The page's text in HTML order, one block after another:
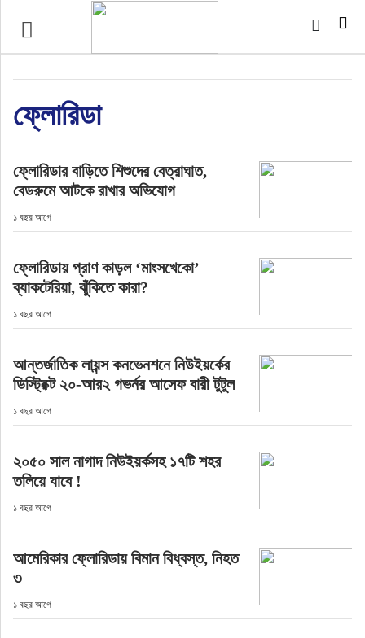
টপ নিউজ
সিলেট বিভাগ
স্পোর্টস
মার্কিন যুক্তরাষ্ট্র
এন্টারটেইনমেন্ট
নিউইয়র্ক
তারুণ্য
ফ্লোরিডা
ফ্লোরিডার বাড়িতে শিশুদের বেত্রাঘাত,
বেডরুমে আটকে রাখার অভিযোগ
১ বছর আগে
ফ্লোরিডায় প্রাণ কাড়ল ‘মাংসখেকো’
ব্যাকটেরিয়া, ঝুঁকিতে কারা?
১ বছর আগে
আন্তর্জাতিক লায়ন্স কনভেনশনে নিউইয়র্কের
ডিস্ট্রিক্ট ২০-আর২ গভর্নর আসেফ বারী টুটুল
১ বছর আগে
২০৫০ সাল নাগাদ নিউইয়র্কসহ ১৭টি শহর
তলিয়ে যাবে !
১ বছর আগে
আমেরিকার ফ্লোরিডায় বিমান বিধ্বস্ত, নিহত
৩
১ বছর আগে